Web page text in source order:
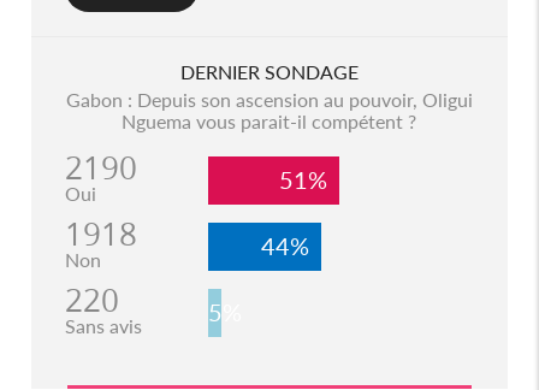
DERNIER SONDAGE
Gabon : Depuis son ascension au pouvoir, Oligui
Nguema vous parait-il compétent ?
2190
Oui 51%
1918
Non 44%
220
Sans avis 5%